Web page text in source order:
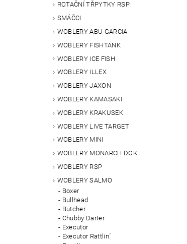
ROTAČNÍ TŘPYTKY RSP
SMÁČCI
WOBLERY ABU GARCIA
WOBLERY FISHTANK
WOBLERY ICE FISH
WOBLERY ILLEX
WOBLERY JAXON
WOBLERY KAMASAKI
WOBLERY KRAKUSEK
WOBLERY LIVE TARGET
WOBLERY MINI
WOBLERY MONARCH DOK
WOBLERY RSP
WOBLERY SALMO
Boxer
Bullhead
Butcher
Chubby Darter
Executor
Executor Rattlin´